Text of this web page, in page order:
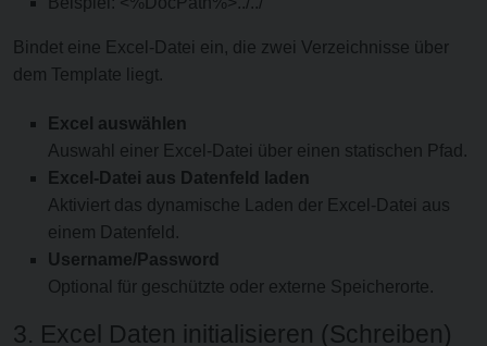
Bindet eine Excel-Datei ein, die zwei Verzeichnisse über
dem Template liegt.
Excel auswählen
Auswahl einer Excel-Datei über einen statischen Pfad.
Excel-Datei aus Datenfeld laden
Aktiviert das dynamische Laden der Excel-Datei aus
einem Datenfeld.
Username/Password
Optional für geschützte oder externe Speicherorte.
3. Excel Daten initialisieren (Schreiben)